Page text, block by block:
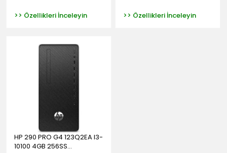
>> Özellikleri İnceleyin >> Özellikleri İnceleyin
HP 290 PRO G4 123Q2EA I3-
10100 4GB 256SS...